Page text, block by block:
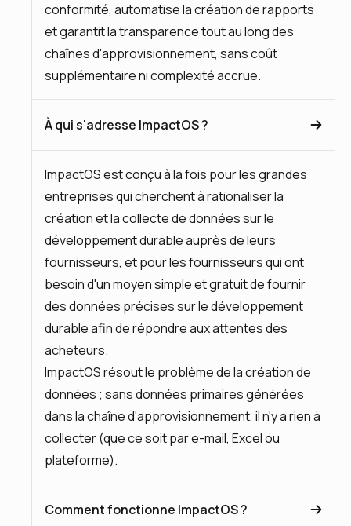
conformité, automatise la création de rapports
et garantit la transparence tout au long des
chaînes d'approvisionnement, sans coût
supplémentaire ni complexité accrue.
À qui s'adresse ImpactOS ?
ImpactOS est conçu à la fois pour les grandes
entreprises qui cherchent à rationaliser la
création et la collecte de données sur le
développement durable auprès de leurs
fournisseurs, et pour les fournisseurs qui ont
besoin d'un moyen simple et gratuit de fournir
des données précises sur le développement
durable afin de répondre aux attentes des
acheteurs.
ImpactOS résout le problème de la création de
données ; sans données primaires générées
dans la chaîne d'approvisionnement, il n'y a rien à
collecter (que ce soit par e-mail, Excel ou
plateforme).
Comment fonctionne ImpactOS ?